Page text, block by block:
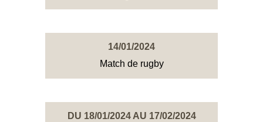
14/01/2024
Match de rugby
DU 18/01/2024 AU 17/02/2024